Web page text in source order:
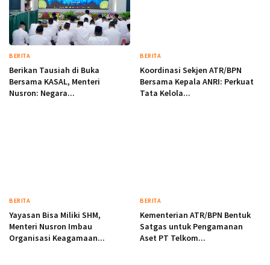
BERITA
Berikan Tausiah di Buka
Bersama KASAL, Menteri
Nusron: Negara...
BERITA
Koordinasi Sekjen ATR/BPN
Bersama Kepala ANRI: Perkuat
Tata Kelola...
BERITA
Yayasan Bisa Miliki SHM,
Menteri Nusron Imbau
Organisasi Keagamaan...
BERITA
Kementerian ATR/BPN Bentuk
Satgas untuk Pengamanan
Aset PT Telkom...